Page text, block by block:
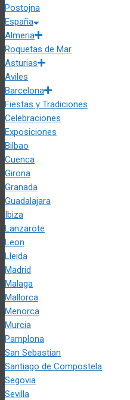
Postojna
España
Almeria
Roquetas de Mar
Asturias
Aviles
Barcelona
Fiestas y Tradiciones
Celebraciones
Exposiciones
Bilbao
Cuenca
Girona
Granada
Guadalajara
Ibiza
Lanzarote
Leon
Lleida
Madrid
Malaga
Mallorca
Menorca
Murcia
Pamplona
San Sebastian
Santiago de Compostela
Segovia
Sevilla